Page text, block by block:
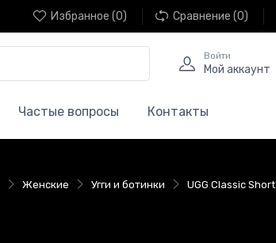
Избранное (0) Сравнение (0)
Войти
Мой аккаунт
Частые вопросы Контакты
Женские Угги и ботинки UGG Classic Short